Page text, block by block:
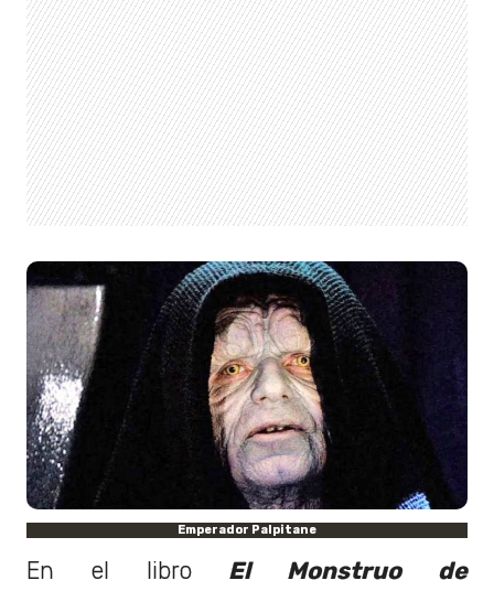
Emperador Palpitane
En el libro
El Monstruo de